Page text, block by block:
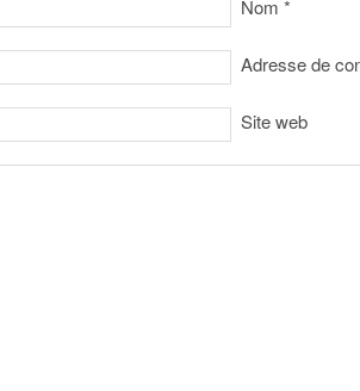
Nom *
Adresse de
Site web